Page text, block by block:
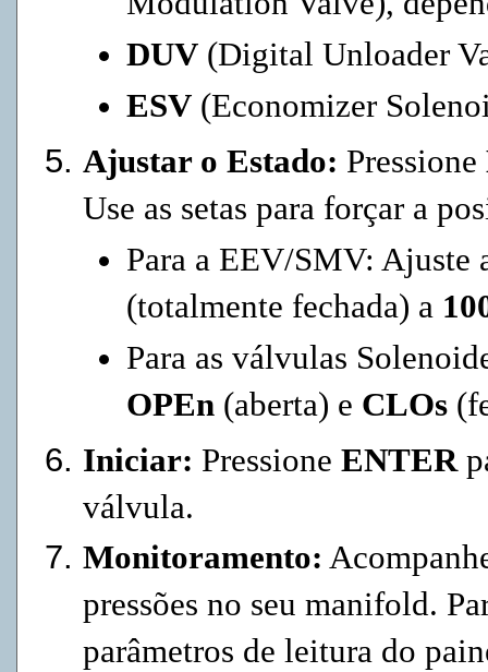
DUV(Digital Unloader
ESV(Economizer
Ajustar o Estado: Pressione
Use as setas para forçar a
Para a EEV/SMV: Ajuste
(totalmente fechada) a
Para as válvulas
OPEn (aberta) e CLOs
Iniciar: Pressione ENTER
válvula.
Monitoramento:
pressões no seu manifold.
parâmetros de leitura do